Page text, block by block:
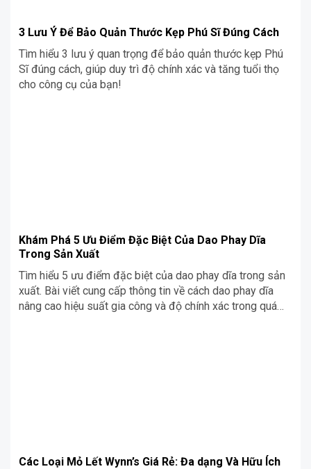
3 Lưu Ý Để Bảo Quản Thước Kẹp Phú Sĩ Đúng Cách
Tìm hiểu 3 lưu ý quan trọng để bảo quản thước kẹp Phú
Sĩ đúng cách, giúp duy trì độ chính xác và tăng tuổi thọ
cho công cụ của bạn!
Khám Phá 5 Ưu Điểm Đặc Biệt Của Dao Phay Dĩa
Trong Sản Xuất
Tìm hiểu 5 ưu điểm đặc biệt của dao phay dĩa trong sản
xuất. Bài viết cung cấp thông tin về cách dao phay dĩa
nâng cao hiệu suất gia công và độ chính xác trong quá
Các Loại Mỏ Lết Wynn’s Giá Rẻ: Đa dạng Và Hữu Ích